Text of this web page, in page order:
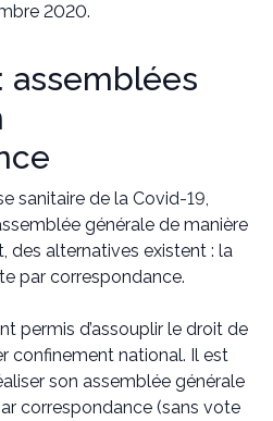
2020.
assemblées
sanitaire de la Covid-19,
générale de manière
des alternatives existent : la
par correspondance.
permis d’assouplir le droit de
confinement national. Il est
son assemblée générale
correspondance (sans vote